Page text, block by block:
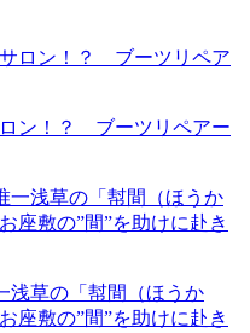
ン！？ ブーツリペアー
草の「幇間（ほうか
座敷の”間”を助けに赴き